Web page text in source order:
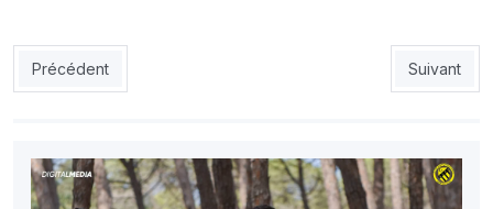
Article précédent : MOB : chronique d'une semaine noire
Précédent Article
Suivant